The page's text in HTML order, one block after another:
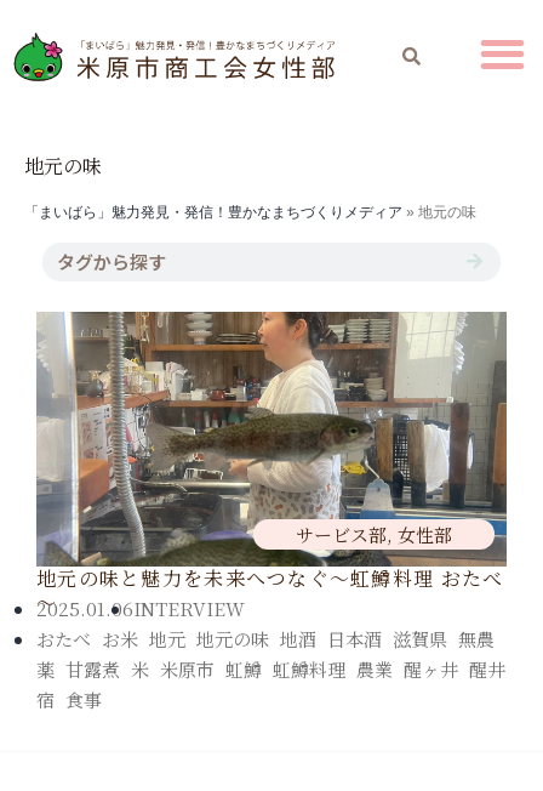
地元の味
「まいばら」魅力発見・発信！豊かなまちづくりメディア » 地元の味
サービス部, 女性部
地元の味と魅力を未来へつなぐ～虹鱒料理 おたべ
～
2025.01.06INTERVIEW
おたべ お米 地元 地元の味 地酒 日本酒 滋賀県 無農
薬 甘露煮 米 米原市 虹鱒 虹鱒料理 農業 醒ヶ井 醒井
宿 食事